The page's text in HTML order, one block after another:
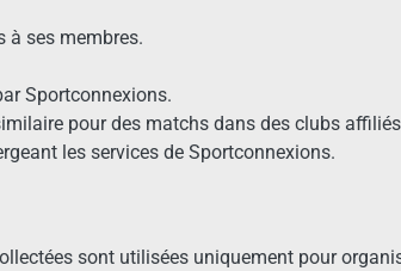
à ses membres.
Sportconnexions.
pour des matchs dans des clubs
les services de Sportconnexions.
sont utilisées uniquement pour